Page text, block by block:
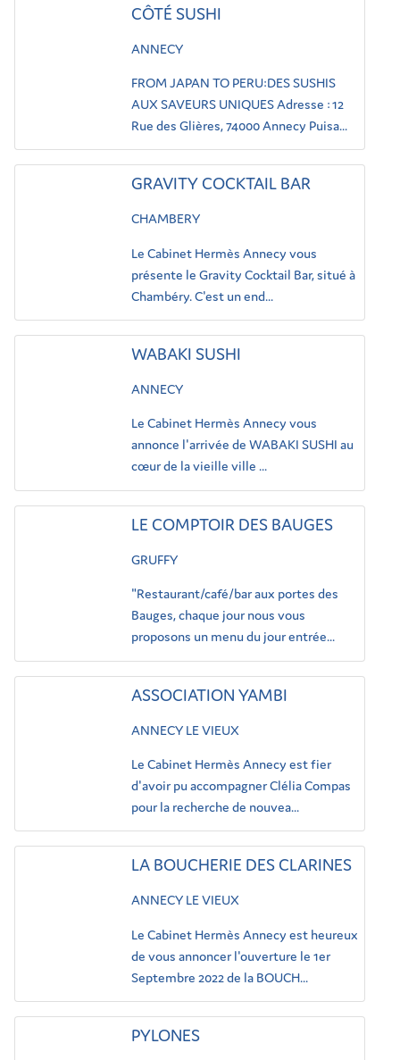
CÔTÉ SUSHI
ANNECY
FROM JAPAN TO PERU:DES SUSHIS
AUX SAVEURS UNIQUES Adresse : 12
Rue des Glières, 74000 Annecy Puisa...
GRAVITY COCKTAIL BAR
CHAMBERY
Le Cabinet Hermès Annecy vous
présente le Gravity Cocktail Bar, situé à
Chambéry. C'est un end...
WABAKI SUSHI
ANNECY
Le Cabinet Hermès Annecy vous
annonce l'arrivée de WABAKI SUSHI au
cœur de la vieille ville ...
LE COMPTOIR DES BAUGES
GRUFFY
"Restaurant/café/bar aux portes des
Bauges, chaque jour nous vous
proposons un menu du jour entrée...
ASSOCIATION YAMBI
ANNECY LE VIEUX
Le Cabinet Hermès Annecy est fier
d'avoir pu accompagner Clélia Compas
pour la recherche de nouvea...
LA BOUCHERIE DES CLARINES
ANNECY LE VIEUX
Le Cabinet Hermès Annecy est heureux
de vous annoncer l'ouverture le 1er
Septembre 2022 de la BOUCH...
PYLONES